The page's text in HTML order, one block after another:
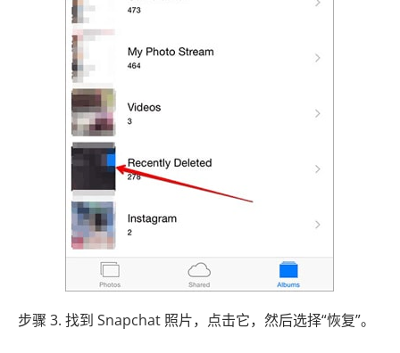
步骤 3. 找到 Snapchat 照片，点击它，然后选择“恢复”。